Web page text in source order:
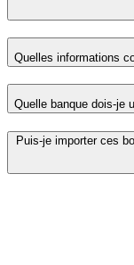
Quelles informations
Quelle banque dois-je
Puis-je importer ces